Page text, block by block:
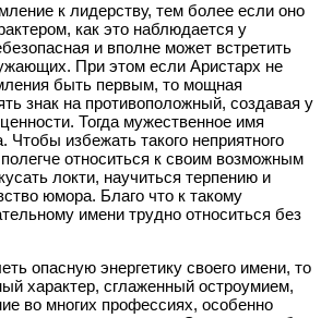
к лидерству, тем более если оно
как это наблюдается у
и вполне может встретить
При этом если Аристарх не
быть первым, то мощная
знак на противоположный, создавая у
Тогда мужественное имя
Чтобы избежать такого неприятного
относиться к своим возможным
локти, научиться терпению и
юмора. Благо что к такому
имени трудно относиться без
опасную энергетику своего имени, то
характер, сглаженный остроумием,
во многих профессиях, особенно